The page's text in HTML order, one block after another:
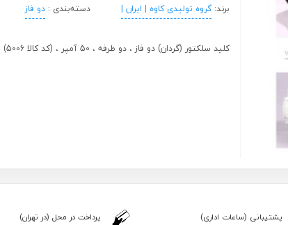
برند:گروه تولیدی کاوه | ایران | دسته‌بندی :دو فاز
کلید سلکتور (گردان) دو فاز ، دو طرفه ، 50 آمپر ، (کد کالا 5006) ، کاوه ، ساخت ایران
پشتیبانی (ساعات اداری) پرداخت در محل (در تهران)